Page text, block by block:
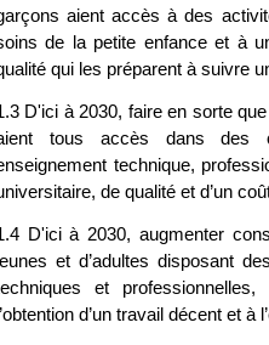
aient accès à des
de la petite enfance et à
qui les préparent à suivre
D'ici à 2030, faire en sorte
tous accès dans des
technique,
de qualité et d’un
D'ici à 2030, augmenter
et d’adultes disposant
et
d’un travail décent et à